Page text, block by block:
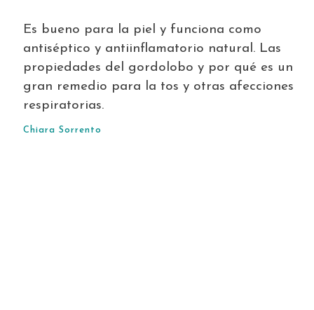
Es bueno para la piel y funciona como
antiséptico y antiinflamatorio natural. Las
propiedades del gordolobo y por qué es un
gran remedio para la tos y otras afecciones
respiratorias.
Chiara Sorrento